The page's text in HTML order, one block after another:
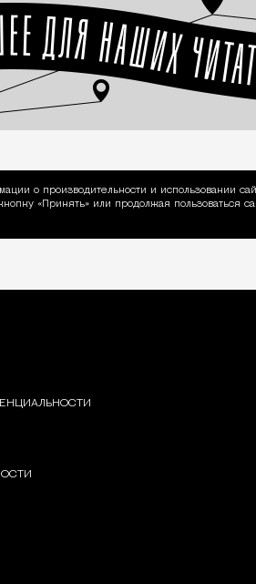
Cookie
о производительности и использовании
«Принять» или продолжая пользоваться